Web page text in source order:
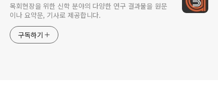
목회현장을 위한 신학 분야의 다양한 연구 결과물을 원문
이나 요약문, 기사로 제공합니다.
구독하기